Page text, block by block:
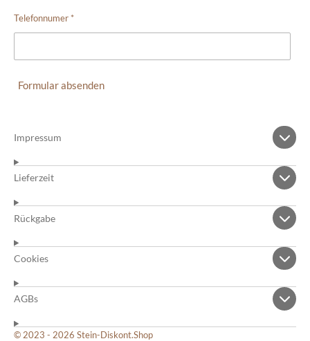
Telefonnumer *
Formular absenden
Impressum
Lieferzeit
Rückgabe
Cookies
AGBs
© 2023 - 2026 Stein-Diskont.Shop